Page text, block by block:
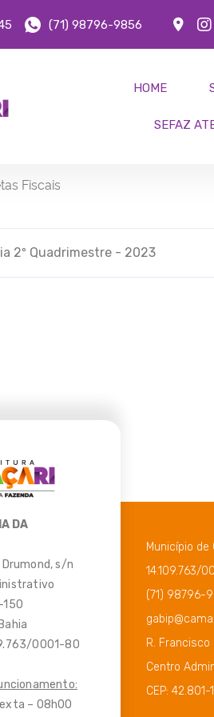
(71) 98796-9856
HOME
SEFAZ
Fiscais
2º Quadrimestre - 2023
DA
Drumond, s/n
150
0001-80
– 08h00
Município de
14.109.763/
(71) 98796-
R.
Centro
CEP: 42.801-